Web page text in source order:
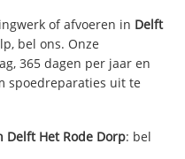
of afvoeren in Delft
bel ons. Onze
365 dagen per jaar en
spoedreparaties uit te
Delft Het Rode Dorp: bel